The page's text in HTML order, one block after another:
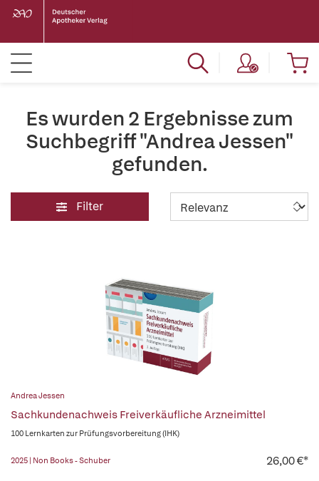
Es wurden 2 Ergebnisse zum
Suchbegriff "Andrea Jessen"
gefunden.
Filter
Andrea Jessen
Sachkundenachweis Freiverkäufliche Arzneimittel
100 Lernkarten zur Prüfungsvorbereitung (IHK)
2025 | Non Books - Schuber 26,00 €*